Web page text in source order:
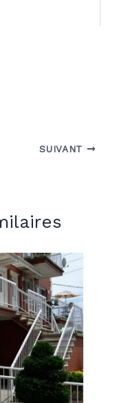
SUIVANT